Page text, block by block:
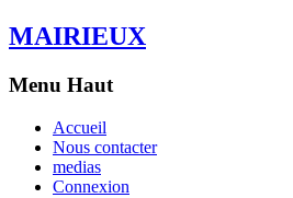
MAIRIEUX
Menu Haut
Accueil
Nous contacter
medias
Connexion